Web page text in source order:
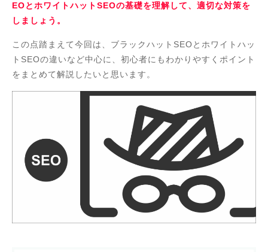
EOとホワイトハットSEOの基礎を理解して、適切な対策を
しましょう。
この点踏まえて今回は、ブラックハットSEOとホワイトハッ
トSEOの違いなど中心に、初心者にもわかりやすくポイント
をまとめて解説したいと思います。